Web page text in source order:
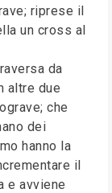
riprese il
un cross al
da
altre due
che
dei
hanno la
il
e avviene